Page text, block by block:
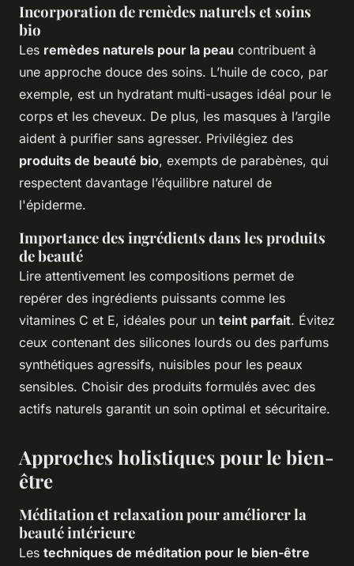
Incorporation de remèdes naturels et soins
bio
Les remèdes naturels pour la peau contribuent à
une approche douce des soins. L’huile de coco, par
exemple, est un hydratant multi-usages idéal pour le
corps et les cheveux. De plus, les masques à l’argile
aident à purifier sans agresser. Privilégiez des
produits de beauté bio, exempts de parabènes, qui
respectent davantage l’équilibre naturel de
l'épiderme.
Importance des ingrédients dans les produits
de beauté
Lire attentivement les compositions permet de
repérer des ingrédients puissants comme les
vitamines C et E, idéales pour un teint parfait. Évitez
ceux contenant des silicones lourds ou des parfums
synthétiques agressifs, nuisibles pour les peaux
sensibles. Choisir des produits formulés avec des
actifs naturels garantit un soin optimal et sécuritaire.
Approches holistiques pour le bien-
être
Méditation et relaxation pour améliorer la
beauté intérieure
Les techniques de méditation pour le bien-être